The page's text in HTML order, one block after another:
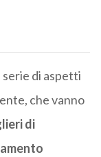
di aspetti
che vanno
di